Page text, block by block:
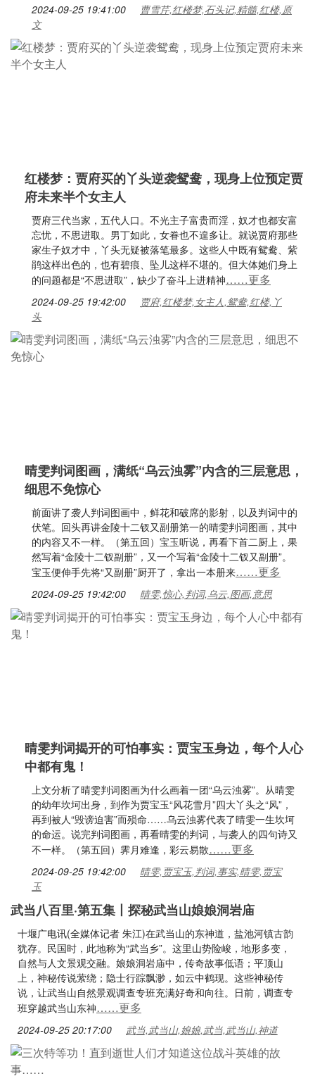
2024-09-25 19:41:00
曹雪芹,红楼梦,石头记,精髓,红楼,原
文
红楼梦：贾府买的丫头逆袭鸳鸯，现身上位预定贾
府未来半个女主人
贾府三代当家，五代人口。不光主子富贵而淫，奴才也都安富
忘忧，不思进取。男丁如此，女眷也不遑多让。就说贾府那些
家生子奴才中，丫头无疑被落笔最多。这些人中既有鸳鸯、紫
鹃这样出色的，也有碧痕、坠儿这样不堪的。但大体她们身上
的问题都是“不思进取”，缺少了奋斗上进精神……更多
2024-09-25 19:42:00
贾府,红楼梦,女主人,鸳鸯,红楼,丫
头
晴雯判词图画，满纸“乌云浊雾”内含的三层意思，
细思不免惊心
前面讲了袭人判词图画中，鲜花和破席的影射，以及判词中的
伏笔。回头再讲金陵十二钗又副册第一的晴雯判词图画，其中
的内容又不一样。（第五回）宝玉听说，再看下首二厨上，果
然写着“金陵十二钗副册”，又一个写着“金陵十二钗又副册”。
宝玉便伸手先将“又副册”厨开了，拿出一本册来……更多
2024-09-25 19:42:00 晴雯,惊心,判词,乌云,图画,意思
晴雯判词揭开的可怕事实：贾宝玉身边，每个人心
中都有鬼！
上文分析了晴雯判词图画为什么画着一团“乌云浊雾”。从晴雯
的幼年坎坷出身，到作为贾宝玉“风花雪月”四大丫头之“风”，
再到被人“毁谤迫害”而殒命……乌云浊雾代表了晴雯一生坎坷
的命运。说完判词图画，再看晴雯的判词，与袭人的四句诗又
不一样。（第五回）霁月难逢，彩云易散……更多
2024-09-25 19:42:00
晴雯,贾宝玉,判词,事实,晴雯,贾宝
玉
武当八百里·第五集丨探秘武当山娘娘洞岩庙
十堰广电讯(全媒体记者 朱江)在武当山的东神道，盐池河镇古韵
犹存。民国时，此地称为“武当乡”。这里山势险峻，地形多变，
自然与人文景观交融。娘娘洞岩庙中，传奇故事低语；平顶山
上，神秘传说萦绕；隐士行踪飘渺，如云中鹤现。这些神秘传
说，让武当山自然景观调查专班充满好奇和向往。日前，调查专
班穿越武当山东神……更多
2024-09-25 20:17:00 武当,武当山,娘娘,武当,武当山,神道